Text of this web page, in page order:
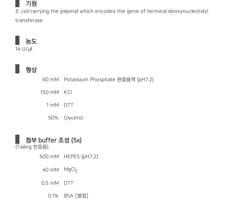
기원
E. colicarrying the plasmid which encodes the gene of terminal deoxynucleotidyl
transferase
농도
14 U/㎕
형상
60 mM Potassium Phosphate 완충용액 (pH7.2)
150 mM KCl
1 mM DTT
50% Glycerol
첨부 buffer 조성 (5x)
(Tailing 반응용)
500 mM
HEPES (pH7.2)
40 mM MgCl 2
0.5 mM DTT
0.1% BSA [별첨]